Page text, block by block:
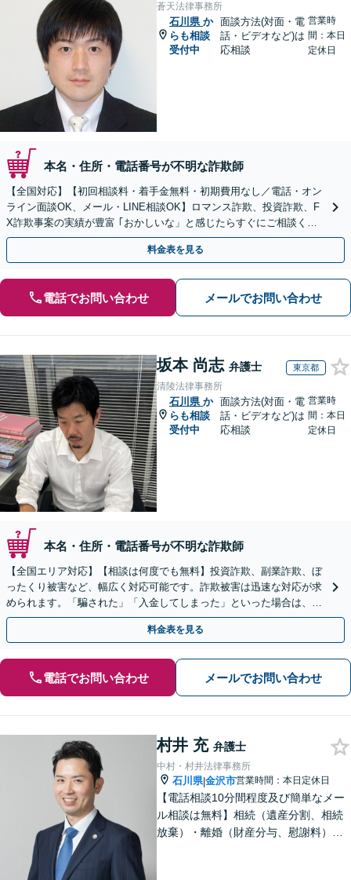
蒼天法律事務所
石川県 か
らも相談
受付中
面談方法(対面・電
話・ビデオなど)は
応相談
営業時
間：本日
定休日
本名・住所・電話番号が不明な詐欺師
【全国対応】【初回相談料・着手金無料・初期費用なし／電話・オン
ライン面談OK、メール・LINE相談OK】ロマンス詐欺、投資詐欺、F
X詐欺事案の実績が豊富 ｢おかしいな」と感じたらすぐにご相談くだ
さい。
料金表を見る
電話でお問い合わせ メールでお問い合わせ
坂本 尚志 弁護士 東京都
清陵法律事務所
石川県 か
らも相談
受付中
面談方法(対面・電
話・ビデオなど)は
応相談
営業時
間：本日
定休日
本名・住所・電話番号が不明な詐欺師
【全国エリア対応】【相談は何度でも無料】投資詐欺、副業詐欺、ぼ
ったくり被害など、幅広く対応可能です。詐欺被害は迅速な対応が求
められます。「騙された」「入金してしまった」といった場合は、お
早めにご相談ください。【電話・メール・WEB相談可】
料金表を見る
電話でお問い合わせ メールでお問い合わせ
村井 充 弁護士
中村・村井法律事務所
石川県|金沢市営業時間：本日定休日
【電話相談10分間程度及び簡単なメー
ル相談は無料】相続（遺産分割、相続
放棄）・離婚（財産分与、慰謝料）・